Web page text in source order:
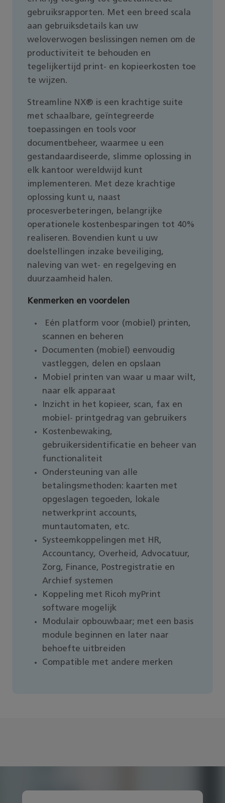
gebruiksrapporten. Met een breed scala
aan gebruiksdetails kan uw
weloverwogen beslissingen nemen om de
productiviteit te behouden en
tegelijkertijd print- en kopieerkosten toe
te wijzen.
Streamline NX® is een krachtige suite
met schaalbare, geïntegreerde
toepassingen en tools voor
documentbeheer, waarmee u een
gestandaardiseerde, slimme oplossing in
elk kantoor wereldwijd kunt
implementeren. Met deze krachtige
oplossing kunt u, naast
procesverbeteringen, belangrijke
operationele kostenbesparingen tot 40%
realiseren. Bovendien kunt u uw
doelstellingen inzake beveiliging,
naleving van wet- en regelgeving en
duurzaamheid halen.
Kenmerken en voordelen
Eén platform voor (mobiel) printen,
scannen en beheren
Documenten (mobiel) eenvoudig
vastleggen, delen en opslaan
Mobiel printen van waar u maar wilt,
naar elk apparaat
Inzicht in het kopieer, scan, fax en
mobiel- printgedrag van gebruikers
Kostenbewaking,
gebruikersidentificatie en beheer van
functionaliteit
Ondersteuning van alle
betalingsmethoden: kaarten met
opgeslagen tegoeden, lokale
netwerkprint accounts,
muntautomaten, etc.
Systeemkoppelingen met HR,
Accountancy, Overheid, Advocatuur,
Zorg, Finance, Postregistratie en
Archief systemen
Koppeling met Ricoh myPrint
software mogelijk
Modulair opbouwbaar; met een basis
module beginnen en later naar
behoefte uitbreiden
Compatible met andere merken